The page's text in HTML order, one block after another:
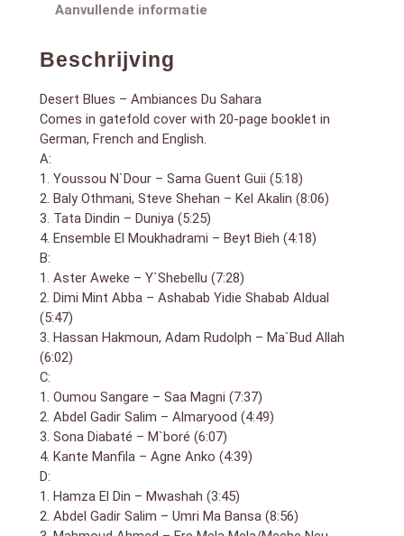
3. Sona Diabaté – M`boré (6:07)
D:
1. Hamza El Din – Mwashah (3:45)
2. Abdel Gadir Salim – Umri Ma Bansa (8:56)
(8:03)
Aanvullende informatie
Beschrijving
Desert Blues – Ambiances Du Sahara
Comes in gatefold cover with 20-page booklet in
German, French and English.
A:
1. Youssou N`Dour – Sama Guent Guii (5:18)
2. Baly Othmani, Steve Shehan – Kel Akalin (8:06)
3. Tata Dindin – Duniya (5:25)
4. Ensemble El Moukhadrami – Beyt Bieh (4:18)
B:
1. Aster Aweke – Y`Shebellu (7:28)
2. Dimi Mint Abba – Ashabab Yidie Shabab Aldual
(5:47)
3. Hassan Hakmoun, Adam Rudolph – Ma`Bud Allah
(6:02)
C:
1. Oumou Sangare – Saa Magni (7:37)
2. Abdel Gadir Salim – Almaryood (4:49)
3. Sona Diabaté – M`boré (6:07)
4. Kante Manfila – Agne Anko (4:39)
D:
1. Hamza El Din – Mwashah (3:45)
2. Abdel Gadir Salim – Umri Ma Bansa (8:56)